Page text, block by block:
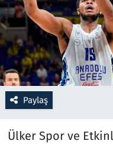
Paylaş
Ülker Spor ve
Resmi İlanlar
Rüya Tabirleri
Sağlık
Savunma Sanayi
Seçim 2023